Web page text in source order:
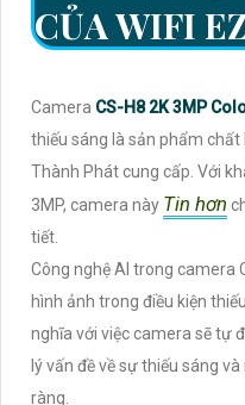
CỦA WIFI
Camera CS-H8 2K 3MP
thiếu sáng là sản phẩm
Thành Phát cung cấp. Với
3MP, camera này Tin hơn
tiết.
Công nghệ AI trong camera
hình ảnh trong điều kiện
nghĩa với việc camera sẽ tự
lý vấn đề về sự thiếu sáng
ràng.